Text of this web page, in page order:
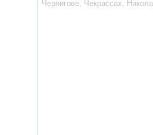
Чернигове, Чекрассах,